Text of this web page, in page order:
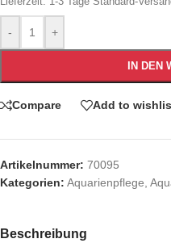
- +
IN DEN
Compare Add to
Artikelnummer: 70095
Kategorien: Aquarienpflege
Beschreibung